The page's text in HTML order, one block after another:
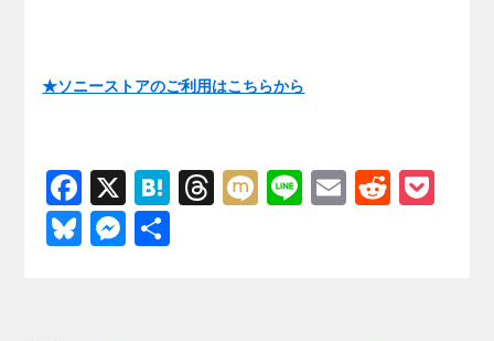
★ソニーストアのご利用はこちらから
F
a
c
X
H
T
M
Li
E
R
Bl
M